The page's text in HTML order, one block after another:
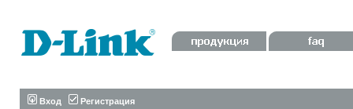
Вход Регистрация